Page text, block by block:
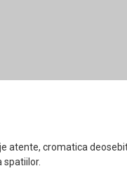
atente, cromatica
spatiilor.